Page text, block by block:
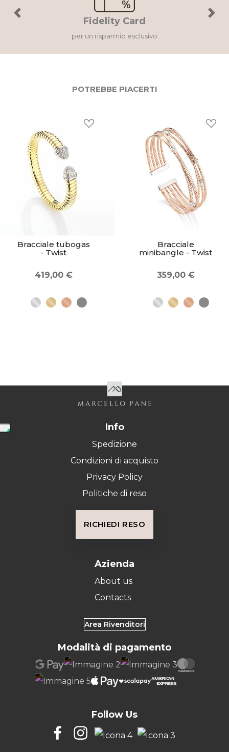
Fidelity Card
per un risparmio esclusivo
Previous Next
POTREBBE PIACERTI
Bracciale tubogas
- Twist
419,00 €
Bracciale
minibangle - Twist
359,00 €
Info
Spedizione
Condizioni di acquisto
Privacy Policy
Politiche di reso
RICHIEDI RESO
Azienda
About us
Contacts
Area Rivenditori
Modalità di pagamento
Follow Us